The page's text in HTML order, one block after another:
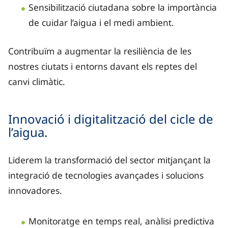
Sensibilització ciutadana sobre la importància
de cuidar l’aigua i el medi ambient.
Contribuïm a augmentar la resiliència de les
nostres ciutats i entorns davant els reptes del
canvi climàtic.
Innovació i digitalització del cicle de
l’aigua.
Liderem la transformació del sector mitjançant la
integració de tecnologies avançades i solucions
innovadores.
Monitoratge en temps real, anàlisi predictiva